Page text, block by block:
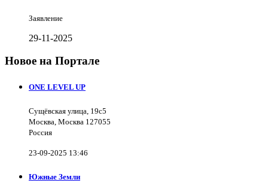
Заявление
29-11-2025
Новое на Портале
ONE LEVEL UP
Сущёвская улица, 19с5
Москва, Москва 127055
Россия
23-09-2025 13:46
Южные Земли